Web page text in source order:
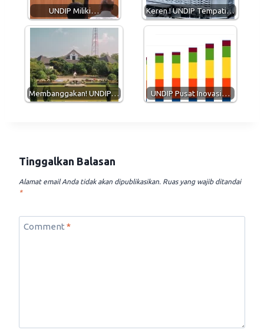
p
m
k
UNDIP Miliki… Keren ! UNDIP Tempati…
Membanggakan! UNDIP… UNDIP Pusat Inovasi…
Tinggalkan Balasan
Alamat email Anda tidak akan dipublikasikan. Ruas yang wajib ditandai
*
Comment *